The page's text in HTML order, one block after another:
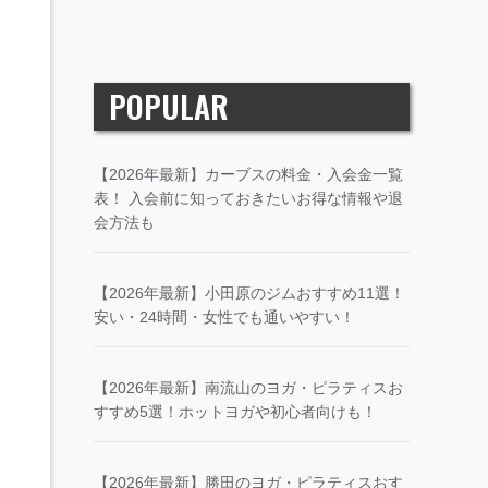
POPULAR
【2026年最新】カーブスの料金・入会金一覧
表！ 入会前に知っておきたいお得な情報や退
会方法も
【2026年最新】小田原のジムおすすめ11選！
安い・24時間・女性でも通いやすい！
【2026年最新】南流山のヨガ・ピラティスお
すすめ5選！ホットヨガや初心者向けも！
【2026年最新】勝田のヨガ・ピラティスおす